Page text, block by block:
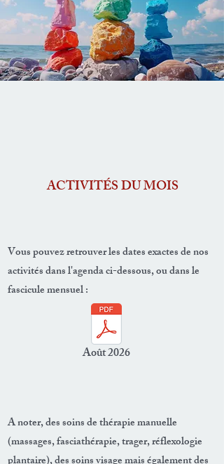
ACTIVITÉS DU MOIS
Vous pouvez retrouver les dates exactes de nos
activités dans l'agenda ci-dessous, ou dans le
fascicule mensuel :
A noter, des soins de thérapie manuelle
(massages, fasciathérapie, trager, réflexologie
Août 2026